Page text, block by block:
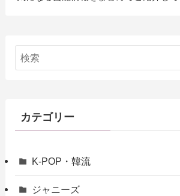
カテゴリー
K-POP・韓流
ジャニーズ